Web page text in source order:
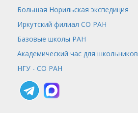
Большая Норильская экспедиция
Иркутский филиал СО РАН
Базовые школы РАН
Академический час для школьников
НГУ - СО РАН